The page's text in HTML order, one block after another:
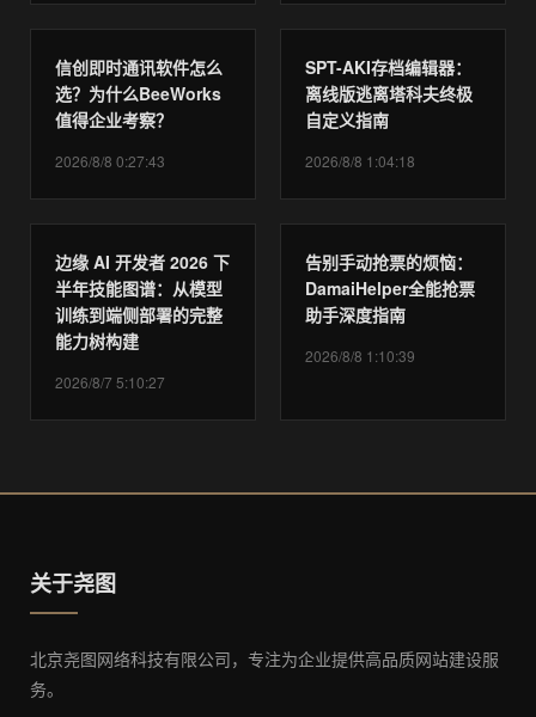
信创即时通讯软件怎么
选？为什么BeeWorks
值得企业考察？
2026/8/8 0:27:43
SPT-AKI存档编辑器：
离线版逃离塔科夫终极
自定义指南
2026/8/8 1:04:18
边缘 AI 开发者 2026 下
半年技能图谱：从模型
训练到端侧部署的完整
能力树构建
2026/8/7 5:10:27
告别手动抢票的烦恼：
DamaiHelper全能抢票
助手深度指南
2026/8/8 1:10:39
关于尧图
北京尧图网络科技有限公司，专注为企业提供高品质网站建设服
务。